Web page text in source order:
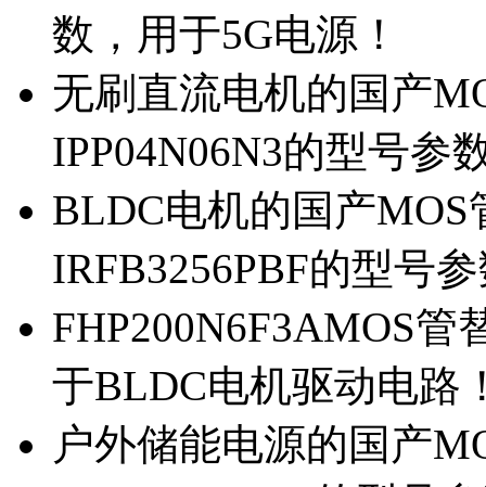
数，用于5G电源！
无刷直流电机的国产
IPP04N06N3的型号参
BLDC电机的国产MOS
IRFB3256PBF的型号
FHP200N6F3AMOS管
于BLDC电机驱动电路
户外储能电源的国产